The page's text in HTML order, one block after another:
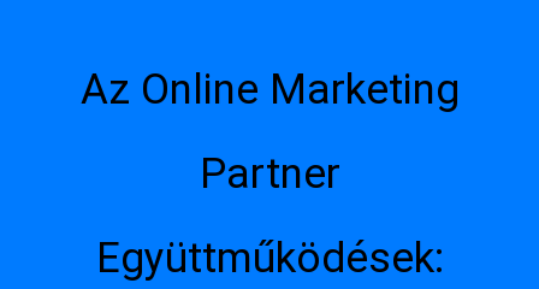
Az Online Marketing
Partner
Együttműködések: